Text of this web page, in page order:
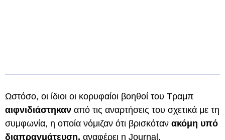
Ωστόσο, οι ίδιοι οι κορυφαίοι βοηθοί του Τραμπ
αιφνιδιάστηκαν από τις αναρτήσεις του σχετικά με τη
συμφωνία, η οποία νόμιζαν ότι βρισκόταν ακόμη υπό
διαπραγμάτευση, αναφέρει η Journal.